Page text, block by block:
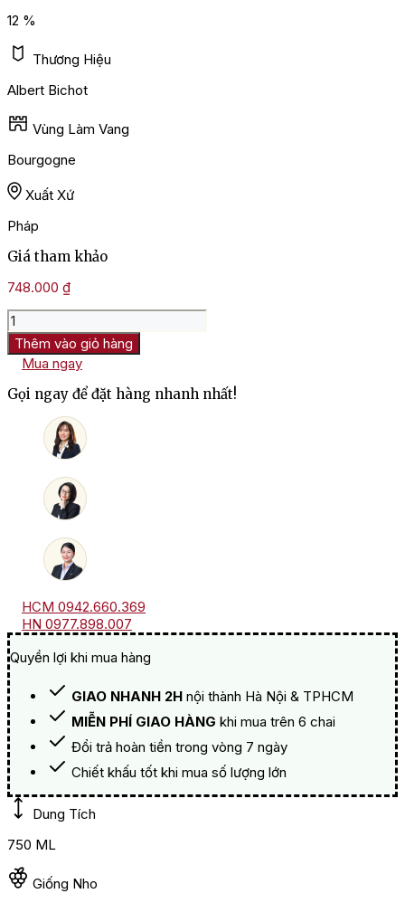
12 %
Thương Hiệu
Albert Bichot
Vùng Làm Vang
Bourgogne
Xuất Xứ
Pháp
Giá tham khảo
748.000 ₫
Rượu
Vang
Pháp
Albert
Bichot
Bourgogne
Aligote
Thêm vào giỏ hàng
Mua ngay
Gọi ngay để đặt hàng nhanh nhất!
HCM 0942.660.369
HN 0977.898.007
Quyền lợi khi mua hàng
GIAO NHANH 2H nội thành Hà Nội & TPHCM
MIỄN PHÍ GIAO HÀNG khi mua trên 6 chai
Đổi trả hoàn tiền trong vòng 7 ngày
Chiết khấu tốt khi mua số lượng lớn
Dung Tích
750 ML
Giống Nho